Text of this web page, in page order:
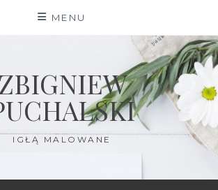
MENU
ZBIGNIEW
IGŁĄ MALOWANE